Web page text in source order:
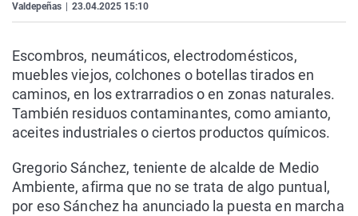
Valdepeñas 23.04.2025 15:10
Escombros, neumáticos, electrodomésticos,
muebles viejos, colchones o botellas tirados en
caminos, en los extrarradios o en zonas naturales.
También residuos contaminantes, como amianto,
aceites industriales o ciertos productos químicos.
Gregorio Sánchez, teniente de alcalde de Medio
Ambiente, afirma que no se trata de algo puntual,
por eso Sánchez ha anunciado la puesta en marcha